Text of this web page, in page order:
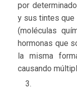
por
y sus tintes que
(moléculas
hormonas que
la misma
causando